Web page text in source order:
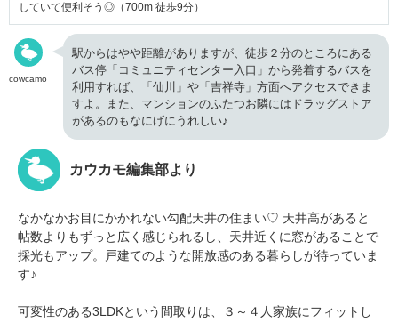
していて便利そう◎（700m 徒歩9分）
cowcamo
駅からはやや距離がありますが、徒歩２分のところにある
バス停「コミュニティセンター入口」から発着するバスを
利用すれば、「仙川」や「吉祥寺」方面へアクセスできま
すよ。また、マンションのふたつお隣にはドラッグストア
があるのもなにげにうれしい♪
カウカモ編集部より
なかなかお目にかかれない勾配天井の住まい♡ 天井高があると
帖数よりもずっと広く感じられるし、天井近くに窓があることで
採光もアップ。戸建てのような開放感のある暮らしが待っていま
す♪
可変性のある3LDKという間取りは、３～４人家族にフィットし